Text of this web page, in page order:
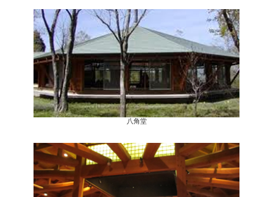
八角堂